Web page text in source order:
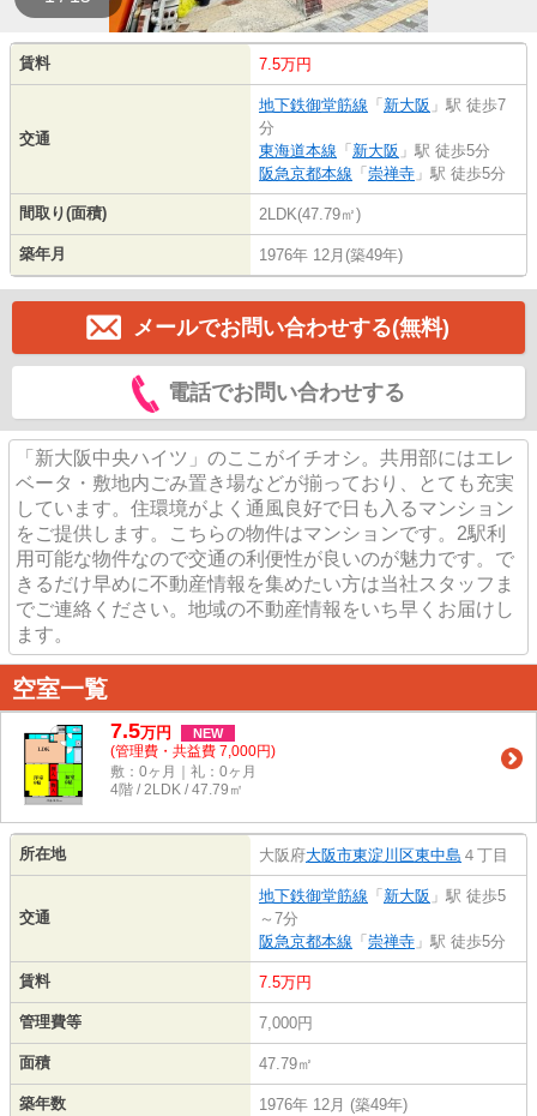
賃料 7.5万円
交通
地下鉄御堂筋線 「 新大阪 」駅 徒歩7
分
東海道本線 「 新大阪 」駅 徒歩5分
阪急京都本線 「 崇禅寺 」駅 徒歩5分
間取り(面積) 2LDK(47.79㎡)
築年月 1976年 12月(築49年)
メールでお問い合わせする(無料)
電話でお問い合わせする
「新大阪中央ハイツ」のここがイチオシ。共用部にはエレ
ベータ・敷地内ごみ置き場などが揃っており、とても充実
しています。住環境がよく通風良好で日も入るマンション
をご提供します。こちらの物件はマンションです。2駅利
用可能な物件なので交通の利便性が良いのが魅力です。で
きるだけ早めに不動産情報を集めたい方は当社スタッフま
でご連絡ください。地域の不動産情報をいち早くお届けし
ます。
空室一覧
7.5万円 NEW
(管理費・共益費 7,000円)
敷：0ヶ月｜礼：0ヶ月
4階 / 2LDK / 47.79㎡
所在地 大阪府大阪市東淀川区東中島 ４丁目
交通
地下鉄御堂筋線 「 新大阪 」駅 徒歩5
～7分
阪急京都本線 「 崇禅寺 」駅 徒歩5分
賃料 7.5万円
管理費等 7,000円
面積 47.79㎡
築年数 1976年 12月 (築49年)